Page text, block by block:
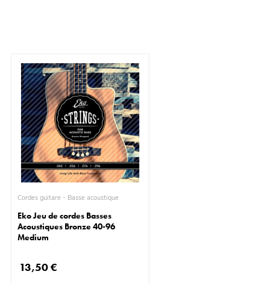
Cordes guitare - Basse acoustique
Eko Jeu de cordes Basses
Acoustiques Bronze 40-96
Medium
13,50 €